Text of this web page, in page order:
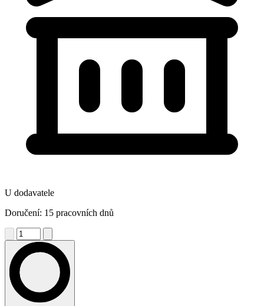
U dodavatele
Doručení: 15 pracovních dnů